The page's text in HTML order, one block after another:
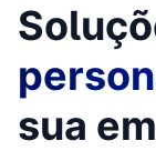
sua